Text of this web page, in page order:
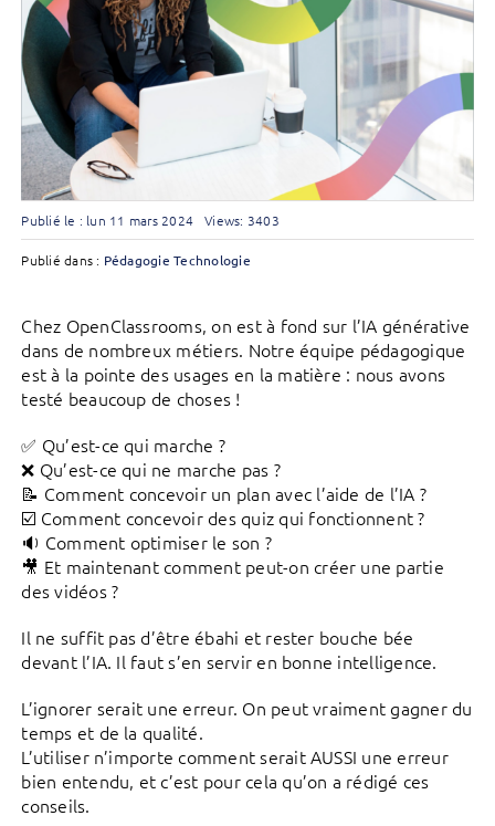
Publié le : lun 11 mars 2024 Views: 3403
Publié dans : Pédagogie Technologie
Chez OpenClassrooms, on est à fond sur l’IA générative
dans de nombreux métiers. Notre équipe pédagogique
est à la pointe des usages en la matière : nous avons
testé beaucoup de choses !
✅ Qu’est-ce qui marche ?
❌ Qu’est-ce qui ne marche pas ?
📝 Comment concevoir un plan avec l’aide de l’IA ?
☑️ Comment concevoir des quiz qui fonctionnent ?
🔉 Comment optimiser le son ?
🎥 Et maintenant comment peut-on créer une partie
des vidéos ?
Il ne suffit pas d’être ébahi et rester bouche bée
devant l’IA. Il faut s’en servir en bonne intelligence.
L’ignorer serait une erreur. On peut vraiment gagner du
temps et de la qualité.
L’utiliser n’importe comment serait AUSSI une erreur
bien entendu, et c’est pour cela qu’on a rédigé ces
conseils.